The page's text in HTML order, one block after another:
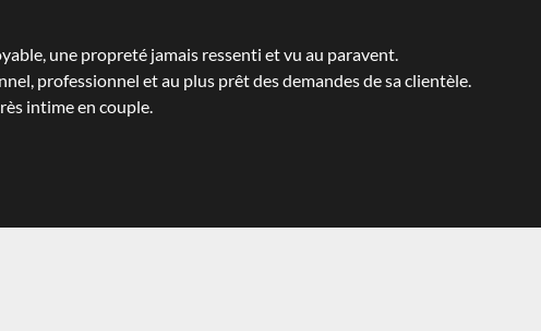
une propreté jamais ressenti et vu au paravent.
professionnel et au plus prêt des demandes de sa clientèle.
intime en couple.